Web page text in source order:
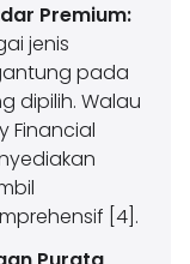
Premium:
jenis
pada
dipilih. Walau
Financial
[4].